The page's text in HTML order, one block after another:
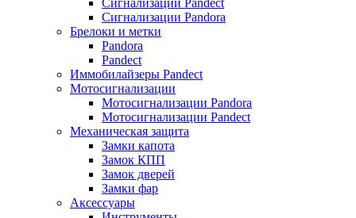
Сигнализации Pandect
Сигнализации Pandora
Брелоки и метки
Pandora
Pandect
Иммобилайзеры Pandect
Мотосигнализации
Мотосигнализации Pandora
Мотосигнализации Pandect
Механическая защита
Замки капота
Замок КПП
Замок дверей
Замки фар
Аксессуары